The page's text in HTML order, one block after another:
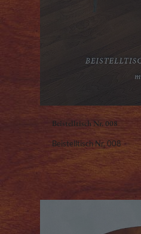
Beistelltisch Nr. 008
Beistelltisch Nr. 008